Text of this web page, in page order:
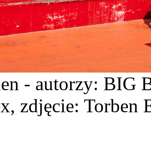
- autorzy: BIG
zdjęcie: Torben